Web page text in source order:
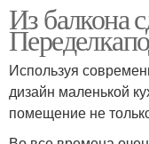
Из балкона
Используя
дизайн маленькой
помещение не